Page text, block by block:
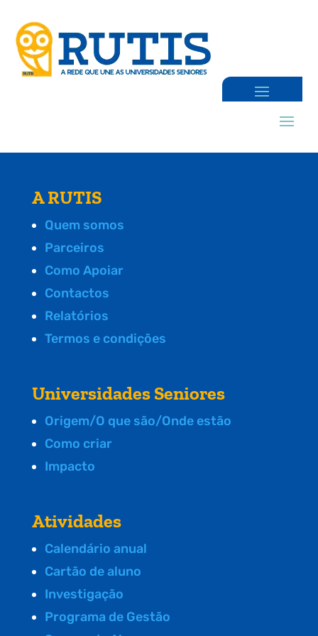
A RUTIS
Quem somos
Parceiros
Como Apoiar
Contactos
Relatórios
Termos e condições
Universidades Seniores
Origem/O que são/Onde estão
Como criar
Impacto
Atividades
Calendário anual
Cartão de aluno
Investigação
Programa de Gestão